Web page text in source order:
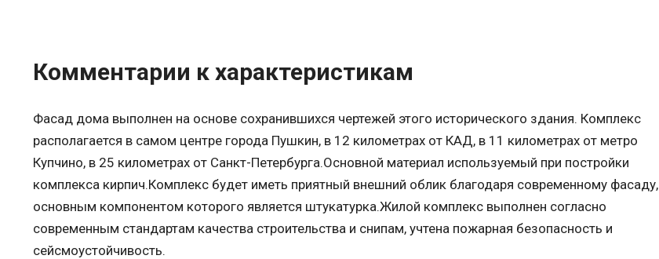
Комментарии к характеристикам
Фасад дома выполнен на основе сохранившихся чертежей этого исторического здания. Комплекс
располагается в самом центре города Пушкин, в 12 километрах от КАД, в 11 километрах от метро
Купчино, в 25 километрах от Санкт-Петербурга.Основной материал используемый при постройки
комплекса кирпич.Комплекс будет иметь приятный внешний облик благодаря современному фасаду,
основным компонентом которого является штукатурка.Жилой комплекс выполнен согласно
современным стандартам качества строительства и снипам, учтена пожарная безопасность и
сейсмоустойчивость.